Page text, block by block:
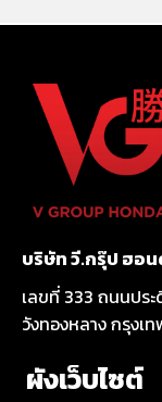
บริษัท วี.กรุ๊ป ฮอ
เลขที่ 333 ถนนปร
วังทองหลาง กรุงเ
ผังเว็บไซต์